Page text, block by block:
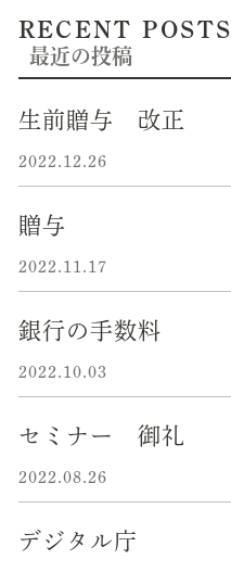
RECENT POSTS
最近の投稿
生前贈与 改正
2022.12.26
贈与
2022.11.17
銀行の手数料
2022.10.03
セミナー 御礼
2022.08.26
デジタル庁